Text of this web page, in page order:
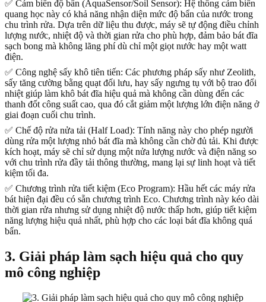
✅ Cảm biến độ bẩn (AquaSensor/Soil Sensor): Hệ thống cảm biến
quang học này có khả năng nhận diện mức độ bẩn của nước trong
chu trình rửa. Dựa trên dữ liệu thu được, máy sẽ tự động điều chỉnh
lượng nước, nhiệt độ và thời gian rửa cho phù hợp, đảm bảo bát đĩa
sạch bong mà không lãng phí dù chỉ một giọt nước hay một watt
điện.
✅ Công nghệ sấy khô tiên tiến: Các phương pháp sấy như Zeolith,
sấy tăng cường bằng quạt đối lưu, hay sấy ngưng tụ với bộ trao đổi
nhiệt giúp làm khô bát đĩa hiệu quả mà không cần dùng đến các
thanh đốt công suất cao, qua đó cắt giảm một lượng lớn điện năng ở
giai đoạn cuối chu trình.
✅ Chế độ rửa nửa tải (Half Load): Tính năng này cho phép người
dùng rửa một lượng nhỏ bát đĩa mà không cần chờ đủ tải. Khi được
kích hoạt, máy sẽ chỉ sử dụng một nửa lượng nước và điện năng so
với chu trình rửa đầy tải thông thường, mang lại sự linh hoạt và tiết
kiệm tối đa.
✅ Chương trình rửa tiết kiệm (Eco Program): Hầu hết các máy rửa
bát hiện đại đều có sẵn chương trình Eco. Chương trình này kéo dài
thời gian rửa nhưng sử dụng nhiệt độ nước thấp hơn, giúp tiết kiệm
năng lượng hiệu quả nhất, phù hợp cho các loại bát đĩa không quá
bẩn.
3. Giải pháp làm sạch hiệu quả cho quy
mô công nghiệp